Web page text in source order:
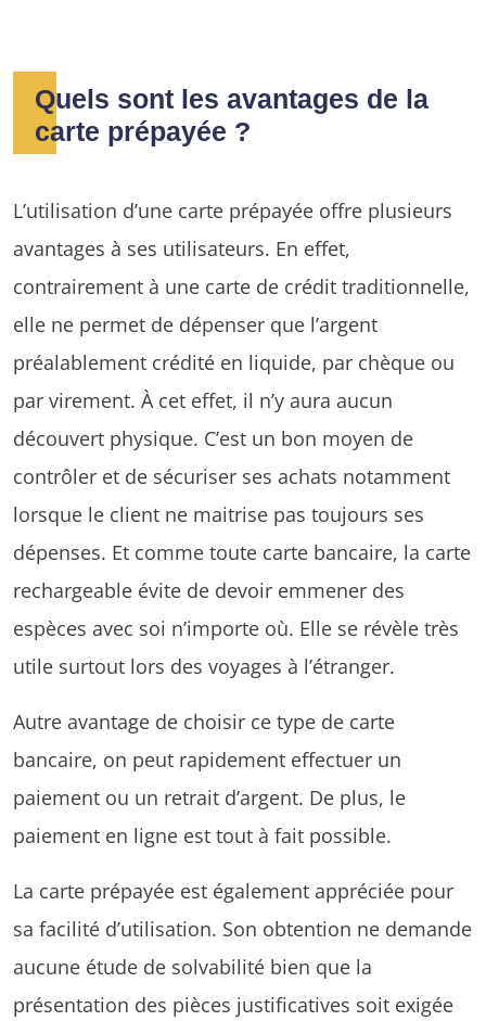
Quels sont les avantages de la
carte prépayée ?
L’utilisation d’une carte prépayée offre plusieurs
avantages à ses utilisateurs. En effet,
contrairement à une carte de crédit traditionnelle,
elle ne permet de dépenser que l’argent
préalablement crédité en liquide, par chèque ou
par virement. À cet effet, il n’y aura aucun
découvert physique. C’est un bon moyen de
contrôler et de sécuriser ses achats notamment
lorsque le client ne maitrise pas toujours ses
dépenses. Et comme toute carte bancaire, la carte
rechargeable évite de devoir emmener des
espèces avec soi n’importe où. Elle se révèle très
utile surtout lors des voyages à l’étranger.
Autre avantage de choisir ce type de carte
bancaire, on peut rapidement effectuer un
paiement ou un retrait d’argent. De plus, le
paiement en ligne est tout à fait possible.
La carte prépayée est également appréciée pour
sa facilité d’utilisation. Son obtention ne demande
aucune étude de solvabilité bien que la
présentation des pièces justificatives soit exigée